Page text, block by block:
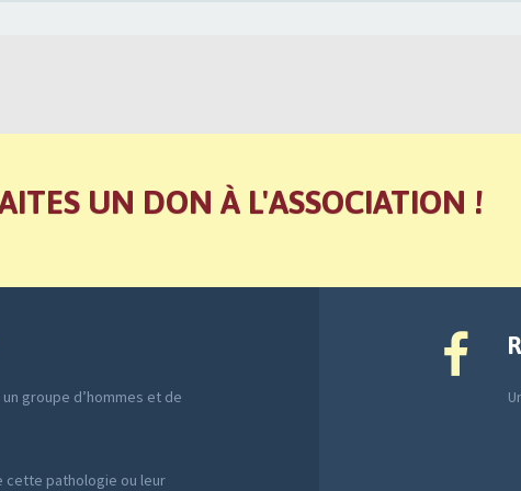
UN DON À L'ASSOCIATION !
groupe d’hommes et de
cette pathologie ou leur